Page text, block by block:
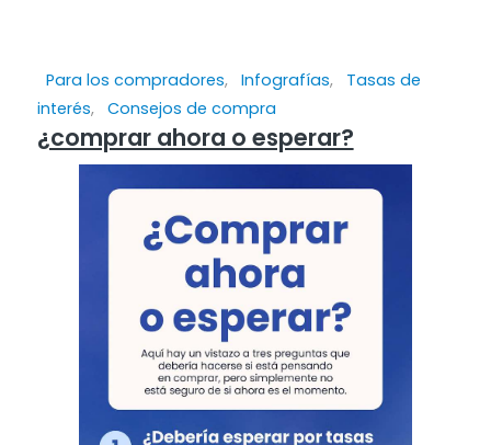
Para los compradores, Infografías,
Tasas de
interés, Consejos de compra
¿comprar ahora o esperar?